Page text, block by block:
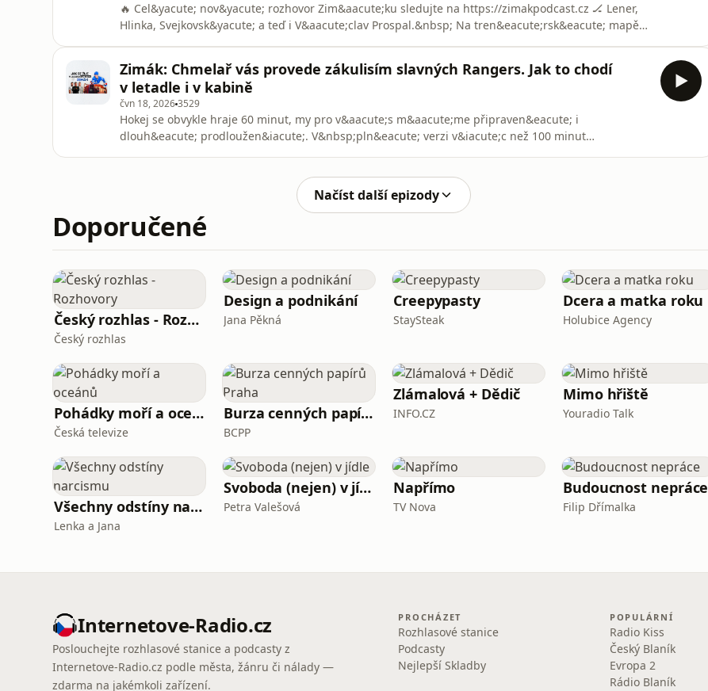
🔥 Cel&yacute; nov&yacute; rozhovor Zim&aacute;ku sledujte na https://zimakpodcast.cz 🏒 Lener,
Hlinka, Svejkovsk&yacute; a teď i V&aacute;clav Prospal.&nbsp; Na tren&eacute;rsk&eacute; mapě
tren&eacute;rsk&eacute;ho &scaron;t&aa
Zimák: Chmelař vás provede zákulisím slavných Rangers. Jak to chodí
v letadle i v kabině
čvn 18, 20263529
Hokej se obvykle hraje 60 minut, my pro v&aacute;s m&aacute;me připraven&eacute; i
dlouh&eacute; prodloužen&iacute;. V&nbsp;pln&eacute; verzi v&iacute;c než 100 minut
rozhodně nezklamal, v&aacute;s provede z&aacute;kulis&iacu
Načíst další epizody
Doporučené
Český rozhlas - Rozhovory
Český rozhlas
Design a podnikání
Jana Pěkná
Creepypasty
StaySteak
Dcera a matka roku
Holubice Agency
Pohádky moří a oceánů
Česká televize
Burza cenných papírů Praha
BCPP
Zlámalová + Dědič
INFO.CZ
Mimo hřiště
Youradio Talk
Všechny odstíny narcismu
Lenka a Jana
Svoboda (nejen) v jídle
Petra Valešová
Napřímo
TV Nova
Budoucnost nepráce
Filip Dřímalka
Internetove-Radio.cz
Poslouchejte rozhlasové stanice a podcasty z
Internetove-Radio.cz podle města, žánru či nálady —
zdarma na jakémkoli zařízení.
PROCHÁZET
Rozhlasové stanice
Podcasty
Nejlepší Skladby
POPULÁRNÍ
Radio Kiss
Český Blaník
Evropa 2
Rádio Blaník